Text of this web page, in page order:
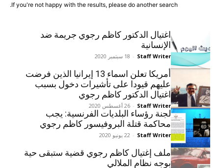
If you're not happy with the results, please do another search.
اغتيال الدكتور كاظم رجوي جريمة ضد
الإنسانية
Staff Writer
- 18 سبتمبر 2020
أمريكا تعلن اسماء 13 إيرانيا الذين فرضت
علیهم قیودا علی تأشيرات دخول بسبب
اغتيال الدكتور كاظم رجوي
Staff Writer
- 26 أغسطس 2020
لجنة رؤساء البلديات الفرنسية: يجب
محاكمة قتلة البروفيسور كاظم رجوي
Staff Writer
- 22 يونيو 2020
ملف إغتيال کاظم رجوي قضية ستبقى حية
بوجه نظام الملالي